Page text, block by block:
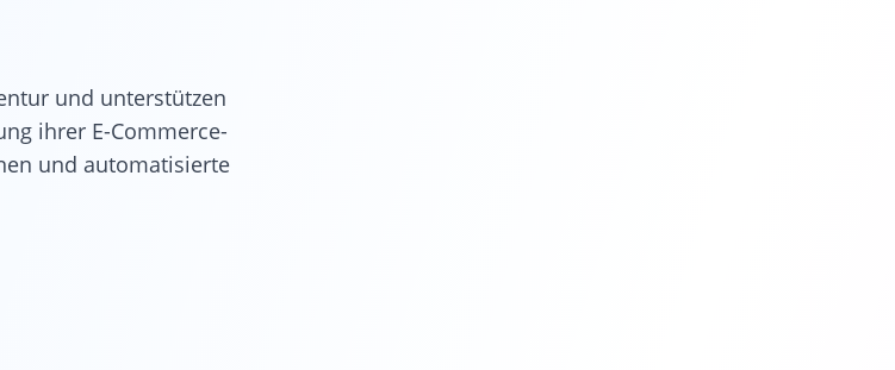
und unterstützen
ihrer E-Commerce-
und automatisierte